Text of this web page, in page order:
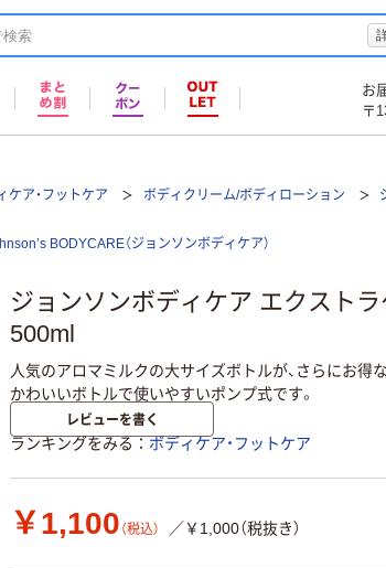
お
〒
ケア・フットケア ボディクリーム/ボディローション
BODYCARE（ジョンソンボディケア）
ジョンソンボディケア エクスト
500ml
人気のアロマミルクの大サイズボトルが、さらにお得
かわいいボトルで使いやすいポンプ式です。
レビューを書く
ランキングをみる ボディケア・フットケア
￥1,100 （税込） ／￥1,000（税抜き）